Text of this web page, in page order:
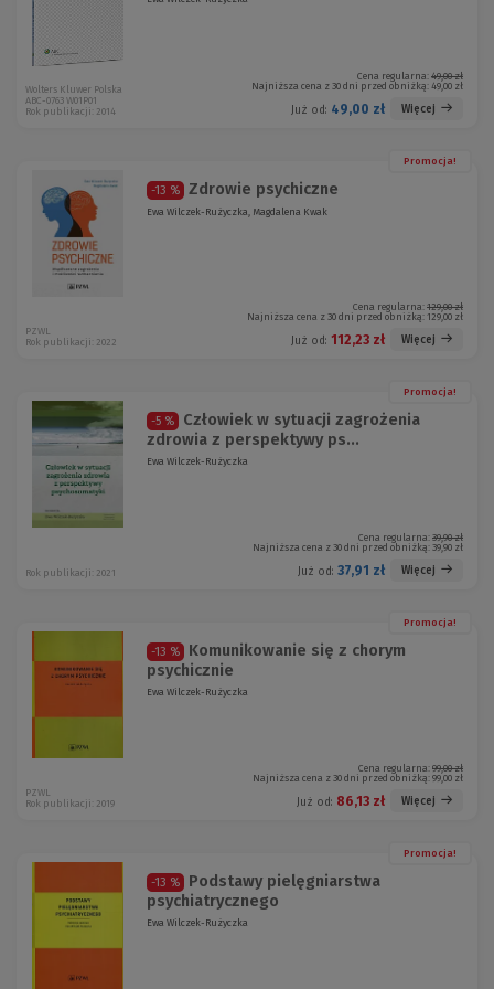
Cena regularna: 49,00 zł
Najniższa cena z 30 dni przed obniżką: 49,00 zł
Już od: 49,00 zł Więcej
Wolters Kluwer Polska
ABC-0763 W01P01
Rok publikacji: 2014
Promocja!
-13 % Zdrowie psychiczne
Ewa Wilczek-Rużyczka, Magdalena Kwak
Cena regularna: 129,00 zł
Najniższa cena z 30 dni przed obniżką: 129,00 zł
Już od: 112,23 zł Więcej
PZWL
Rok publikacji: 2022
Promocja!
-5 %
Człowiek w sytuacji zagrożenia
zdrowia z perspektywy ps...
Ewa Wilczek-Rużyczka
Cena regularna: 39,90 zł
Najniższa cena z 30 dni przed obniżką: 39,90 zł
Już od: 37,91 zł Więcej
Rok publikacji: 2021
Promocja!
-13 %
Komunikowanie się z chorym
psychicznie
Ewa Wilczek-Rużyczka
Cena regularna: 99,00 zł
Najniższa cena z 30 dni przed obniżką: 99,00 zł
Już od: 86,13 zł Więcej
PZWL
Rok publikacji: 2019
Promocja!
-13 %
Podstawy pielęgniarstwa
psychiatrycznego
Ewa Wilczek-Rużyczka